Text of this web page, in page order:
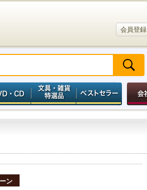
会員登録
ン